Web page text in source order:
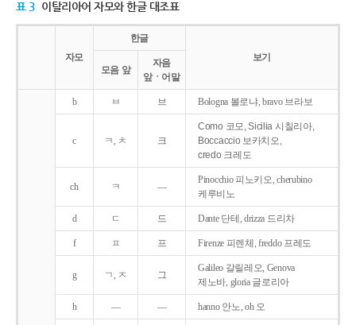
표 3 이탈리아어 자모와 한글 대조표
자모
한글
보기
모음 앞
자음
앞ㆍ어말
b ㅂ 브 Bologna 볼로냐, bravo 브라보
c ㅋ, ㅊ 크
Como 코모, Sicilia 시칠리아,
Boccaccio 보카치오,
credo 크레도
ch ㅋ ―
Pinocchio 피노키오, cherubino
케루비노
d ㄷ 드 Dante 단테, drizza 드리차
f ㅍ 프 Firenze 피렌체, freddo 프레도
g ㄱ, ㅈ 그
Galileo 갈릴레오, Genova
제노바, gloria 글로리아
h ― ― hanno 안노, oh 오